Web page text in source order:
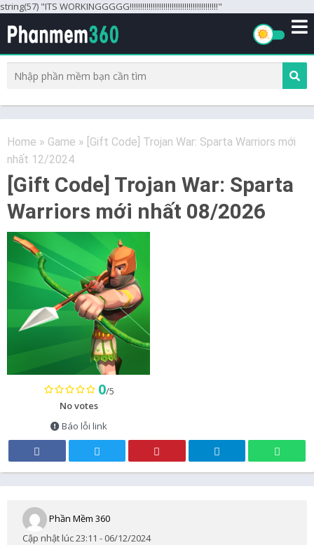
string(57) "ITS WORKINGGGGG!!!!!!!!!!!!!!!!!!!!!!!!!!!!!!!!!!!!!!!!!!"
Home » Game » [Gift Code] Trojan War: Sparta Warriors mới
nhất 12/2024
[Gift Code] Trojan War: Sparta
Warriors mới nhất 08/2026
0/5
No votes
Báo lỗi link
Phần Mềm 360
Cập nhật lúc 23:11 - 06/12/2024